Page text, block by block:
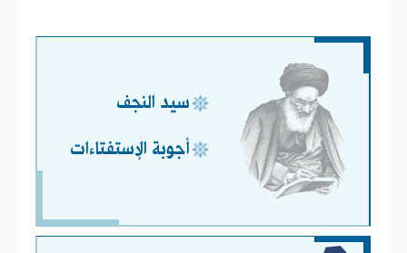
سيد النجف
أجوبة الإستفتاءات